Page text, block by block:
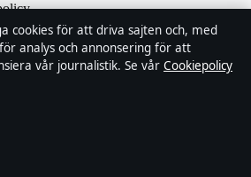
cookies för att driva sajten och, med
analys och annonsering för att
vår journalistik. Se vår Cookiepolicy